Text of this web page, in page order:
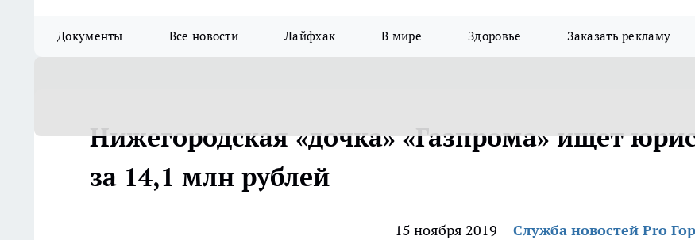
Документы Все новости Лайфхак В мире Здоровье Заказать рекламу
Нижегородская «дочка» «Газпрома» ищет
за 14,1 млн рублей
15 ноября 2019
Служба новостей Pro